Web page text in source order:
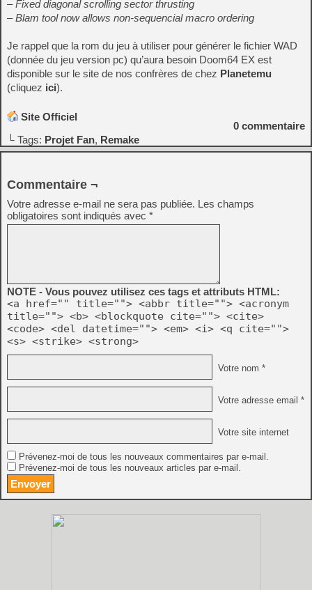
– Fixed diagonal scrolling sector thrusting
– Blam tool now allows non-sequencial macro ordering
Je rappel que la rom du jeu à utiliser pour générer le fichier WAD
(donnée du jeu version pc) qu’aura besoin Doom64 EX est
disponible sur le site de nos confrères de chez Planetemu
(cliquez ici).
Site Officiel
└ Tags: Projet Fan, Remake
0 commentaire
Commentaire ¬
Votre adresse e-mail ne sera pas publiée. Les champs
obligatoires sont indiqués avec *
NOTE - Vous pouvez utilisez ces tags et attributs HTML:
<a href="" title=""> <abbr title=""> <acronym
title=""> <b> <blockquote cite=""> <cite>
<code> <del datetime=""> <em> <i> <q cite="">
<s> <strike> <strong>
Votre nom *
Votre adresse email *
Votre site internet
Prévenez-moi de tous les nouveaux commentaires par e-mail.
Prévenez-moi de tous les nouveaux articles par e-mail.